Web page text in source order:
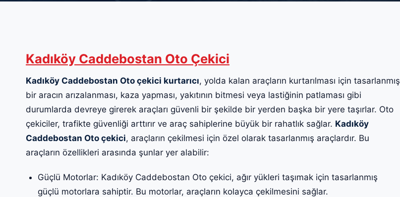
Kadıköy Caddebostan Oto Çekici
Kadıköy Caddebostan Oto çekici kurtarıcı, yolda kalan araçların kurtarılması için tasarlanmış
bir aracın arızalanması, kaza yapması, yakıtının bitmesi veya lastiğinin patlaması gibi
durumlarda devreye girerek araçları güvenli bir şekilde bir yerden başka bir yere taşırlar. Oto
çekiciler, trafikte güvenliği arttırır ve araç sahiplerine büyük bir rahatlık sağlar. Kadıköy
Caddebostan Oto çekici, araçların çekilmesi için özel olarak tasarlanmış araçlardır. Bu
araçların özellikleri arasında şunlar yer alabilir:
Güçlü Motorlar: Kadıköy Caddebostan Oto çekici, ağır yükleri taşımak için tasarlanmış
güçlü motorlara sahiptir. Bu motorlar, araçların kolayca çekilmesini sağlar.